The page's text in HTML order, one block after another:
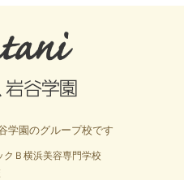
学園のグループ校です
クＢ横浜美容専門学校